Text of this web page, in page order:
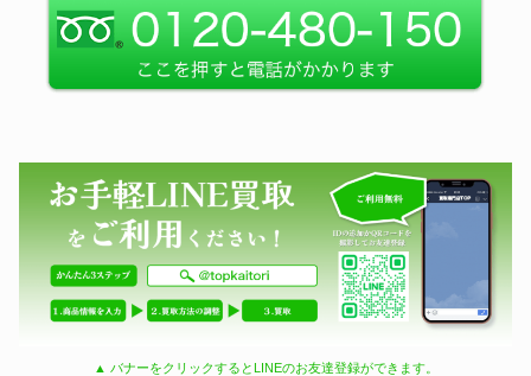
▲ バナーをクリックするとLINEのお友達登録ができます。